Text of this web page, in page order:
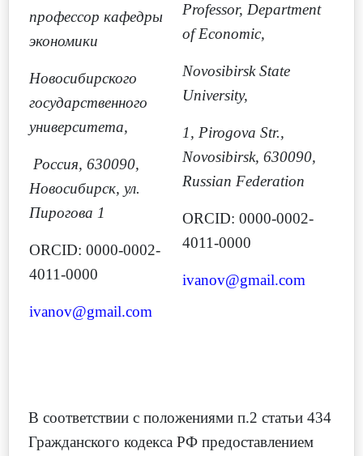
профессор кафедры
экономики
Новосибирского
государственного
университета,
Россия, 630090,
Новосибирск, ул.
Пирогова 1
ORCID: 0000-0002-
4011-0000
ivanov@gmail.com
Professor, Department
of Economic,
Novosibirsk State
University,
1, Pirogova Str.,
Novosibirsk, 630090,
Russian Federation
ORCID: 0000-0002-
4011-0000
ivanov@gmail.com
В соответствии с положениями п.2 статьи 434
Гражданского кодекса РФ предоставлением